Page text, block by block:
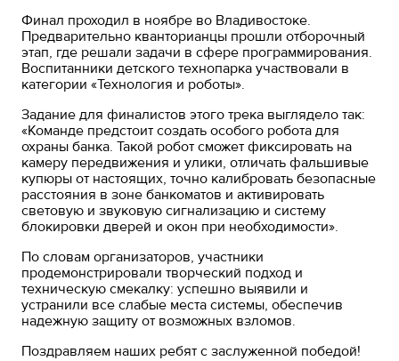
Финал проходил в ноябре во Владивостоке.
Предварительно кванторианцы прошли отборочный
этап, где решали задачи в сфере программирования.
Воспитанники детского технопарка участвовали в
категории «Технология и роботы».
Задание для финалистов этого трека выглядело так:
«Команде предстоит создать особого робота для
охраны банка. Такой робот сможет фиксировать на
камеру передвижения и улики, отличать фальшивые
купюры от настоящих, точно калибровать безопасные
расстояния в зоне банкоматов и активировать
световую и звуковую сигнализацию и систему
блокировки дверей и окон при необходимости».
По словам организаторов, участники
продемонстрировали творческий подход и
техническую смекалку: успешно выявили и
устранили все слабые места системы, обеспечив
надежную защиту от возможных взломов.
Поздравляем наших ребят с заслуженной победой!